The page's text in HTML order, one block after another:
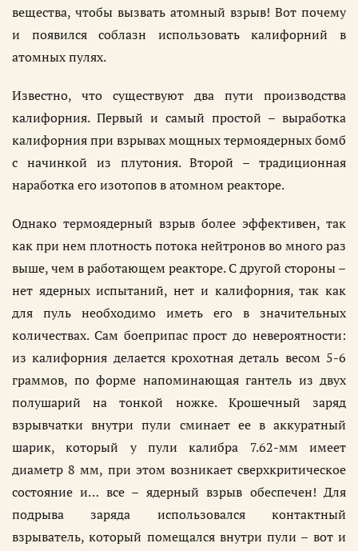
вещества, чтобы вызвать атомный взрыв! Вот почему
и появился соблазн использовать калифорний в
атомных пулях.
Известно, что существуют два пути производства
калифорния. Первый и самый простой – выработка
калифорния при взрывах мощных термоядерных бомб
с начинкой из плутония. Второй – традиционная
наработка его изотопов в атомном реакторе.
Однако термоядерный взрыв более эффективен, так
как при нем плотность потока нейтронов во много раз
выше, чем в работающем реакторе. С другой стороны –
нет ядерных испытаний, нет и калифорния, так как
для пуль необходимо иметь его в значительных
количествах. Сам боеприпас прост до невероятности:
из калифорния делается крохотная деталь весом 5-6
граммов, по форме напоминающая гантель из двух
полушарий на тонкой ножке. Крошечный заряд
взрывчатки внутри пули сминает ее в аккуратный
шарик, который у пули калибра 7.62-мм имеет
диаметр 8 мм, при этом возникает сверхкритическое
состояние и… все – ядерный взрыв обеспечен! Для
подрыва заряда использовался контактный
взрыватель, который помещался внутри пули – вот и